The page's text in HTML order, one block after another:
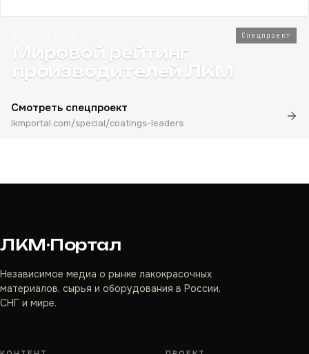
Спецпроект
Мировой рейтинг
производителей ЛКМ
Смотреть спецпроект
lkmportal.com/special/coatings-leaders
ЛКМ·Портал
Независимое медиа о рынке лакокрасочных
материалов, сырья и оборудования в России,
СНГ и мире.